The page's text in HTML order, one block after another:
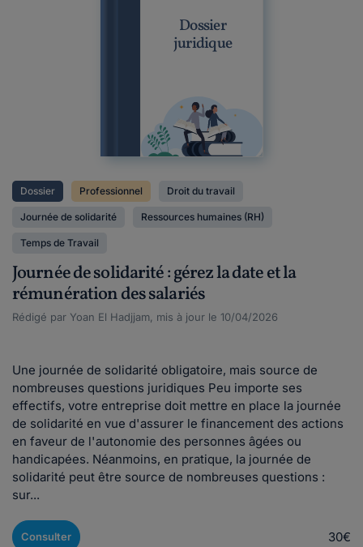
Dossier
juridique
Dossier Professionnel Droit du travail
Journée de solidarité Ressources humaines (RH)
Temps de Travail
Journée de solidarité : gérez la date et la
rémunération des salariés
Rédigé par Yoan El Hadjjam, mis à jour le 10/04/2026
Une journée de solidarité obligatoire, mais source de
nombreuses questions juridiques Peu importe ses
effectifs, votre entreprise doit mettre en place la journée
de solidarité en vue d'assurer le financement des actions
en faveur de l'autonomie des personnes âgées ou
handicapées. Néanmoins, en pratique, la journée de
solidarité peut être source de nombreuses questions :
sur...
Consulter 30€